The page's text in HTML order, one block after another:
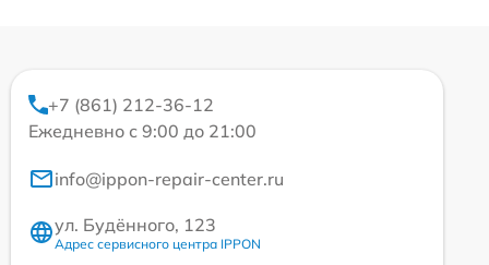
+7 (861) 212-36-12
Ежедневно с 9:00 до 21:00
info@ippon-repair-center.ru
ул. Будённого, 123
Адрес сервисного центра IPPON